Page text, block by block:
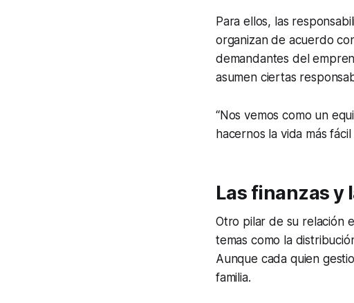
Para ellos, las
organizan de acuerdo
demandantes del
asumen ciertas
“Nos vemos como un
hacernos la vida más
Las finanzas y
Otro pilar de su relación
temas como la
Aunque cada quien
familia.